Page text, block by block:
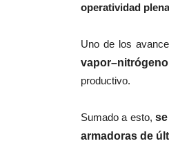
operatividad
Uno de los
productivo.
Sumado a esto,
armadoras de